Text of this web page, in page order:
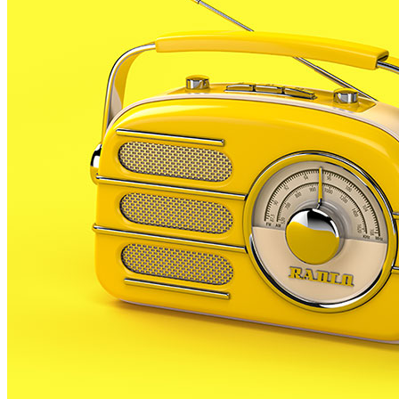
La setmana del 19 al 25 de maig es va fer a l’Alt
Maresme una campanya conjunta de controls per
part de les policies locals de la zona per tal de
millorar la seguretat del trànsit.
En aquesta setmana a PLF es van controlar un total
de 519 vehicles per tal de controlar-los diferents
paràmetres, entre ells la ITV, la utilització dels
cinturons de seguretat, l’ús de les cadiretes i
sistemes de subjecció per a menors així com proves
d’alcoholèmia.
D’aquests 519 vehicles controlats s’han denunciat a